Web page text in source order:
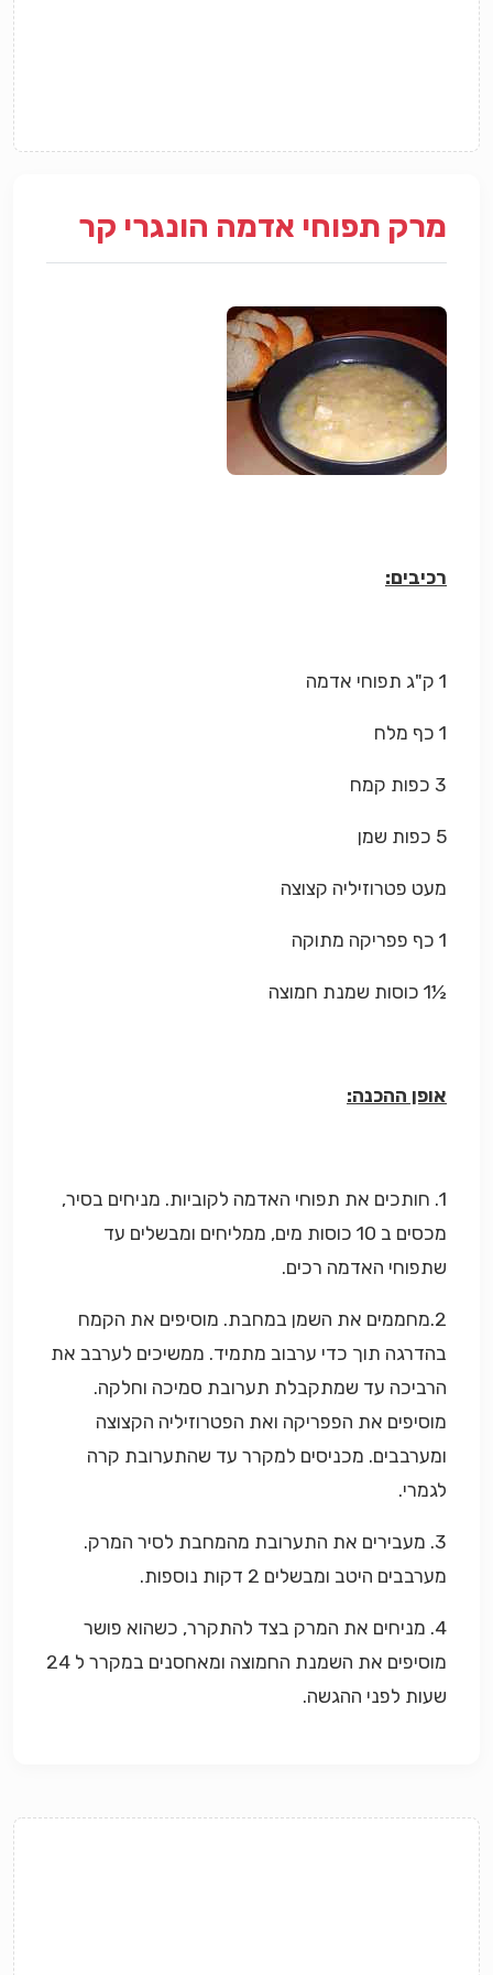
מרק תפוחי אדמה הונגרי קר
רכיבים:
1 ק"ג תפוחי אדמה
1 כף מלח
3 כפות קמח
5 כפות שמן
מעט פטרוזיליה קצוצה
1 כף פפריקה מתוקה
½1 כוסות שמנת חמוצה
אופן ההכנה:
1. חותכים את תפוחי האדמה לקוביות. מניחים בסיר,
מכסים ב 10 כוסות מים, ממליחים ומבשלים עד
שתפוחי האדמה רכים.
2.מחממים את השמן במחבת. מוסיפים את הקמח
בהדרגה תוך כדי ערבוב מתמיד. ממשיכים לערבב את
הרביכה עד שמתקבלת תערובת סמיכה וחלקה.
מוסיפים את הפפריקה ואת הפטרוזיליה הקצוצה
ומערבבים. מכניסים למקרר עד שהתערובת קרה
לגמרי.
3. מעבירים את התערובת מהמחבת לסיר המרק.
מערבבים היטב ומבשלים 2 דקות נוספות.
4. מניחים את המרק בצד להתקרר, כשהוא פושר
מוסיפים את השמנת החמוצה ומאחסנים במקרר ל 24
שעות לפני ההגשה.